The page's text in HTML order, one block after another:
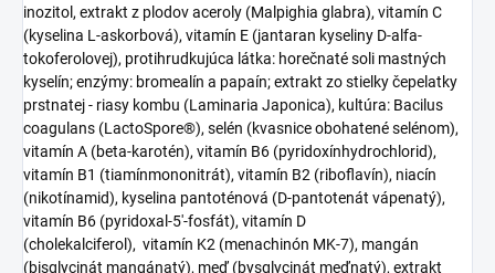
inozitol, extrakt z plodov aceroly (Malpighia glabra), vitamín C
(kyselina L-askorbová), vitamín E (jantaran kyseliny D-alfa-
tokoferolovej), protihrudkujúca látka: horečnaté soli mastných
kyselín; enzýmy: bromealín a papaín; extrakt zo stielky čepelatky
prstnatej - riasy kombu (Laminaria Japonica), kultúra: Bacilus
coagulans (LactoSpore®), selén (kvasnice obohatené selénom),
vitamín A (beta-karotén), vitamín B6 (pyridoxínhydrochlorid),
vitamín B1 (tiamínmononitrát), vitamín B2 (riboflavín), niacín
(nikotínamid), kyselina pantoténová (D-pantotenát vápenatý),
vitamín B6 (pyridoxal-5′-fosfát), vitamín D
(cholekalciferol), vitamín K2 (menachinón MK-7), mangán
(bisglycinát mangánatý), meď (bysglycinát meďnatý), extrakt